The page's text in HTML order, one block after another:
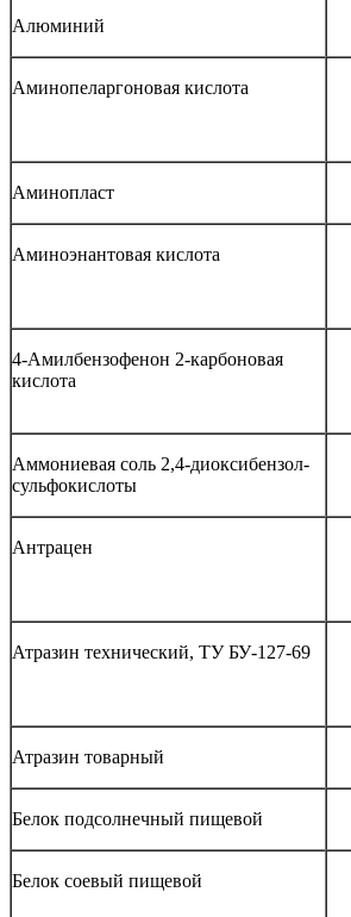
Алюминий
Аминопеларгоновая кислота
Аминопласт
Аминоэнантовая кислота
4-Амилбензофенон 2-карбоновая
кислота
Аммониевая соль 2,4-диоксибензол-
сульфокислоты
Антрацен
Атразин технический, ТУ БУ-127-69
Атразин товарный
Белок подсолнечный пищевой
Белок соевый пищевой